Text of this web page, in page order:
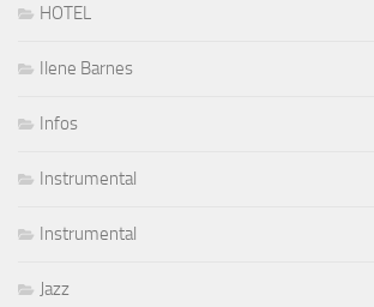
HOTEL
Ilene Barnes
Infos
Instrumental
Instrumental
Jazz